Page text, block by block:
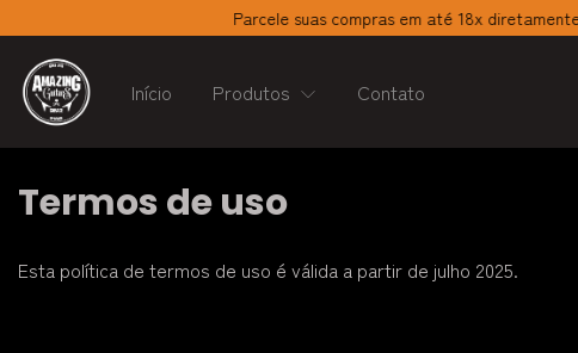
Parcele suas compras em até 18x diretamente na loja
Início Produtos Contato
Termos de uso
Esta política de termos de uso é válida a partir de julho 2025.